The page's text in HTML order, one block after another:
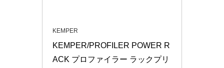
KEMPER
KEMPER/PROFILER POWER R
ACK プロファイラー ラックプリ